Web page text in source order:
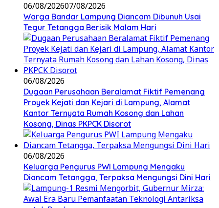
06/08/202607/08/2026
Warga Bandar Lampung Diancam Dibunuh Usai
Tegur Tetangga Berisik Malam Hari
06/08/2026
Dugaan Perusahaan Beralamat Fiktif Pemenang
Proyek Kejati dan Kejari di Lampung, Alamat
Kantor Ternyata Rumah Kosong dan Lahan
Kosong, Dinas PKPCK Disorot
06/08/2026
Keluarga Pengurus PWI Lampung Mengaku
Diancam Tetangga, Terpaksa Mengungsi Dini Hari